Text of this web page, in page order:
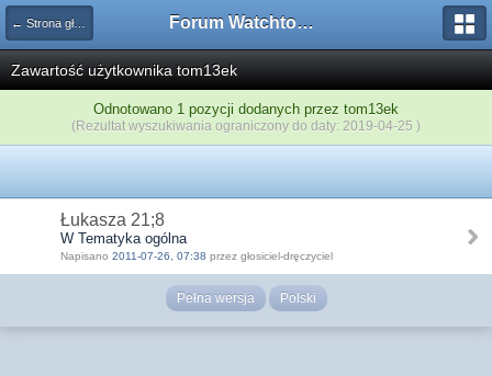
← Strona główna Forum Watchtower
Zawartość użytkownika tom13ek
Odnotowano 1 pozycji dodanych przez tom13ek
(Rezultat wyszukiwania ograniczony do daty: 2019-04-25 )
Łukasza 21;8
W Tematyka ogólna
Napisano 2011-07-26, 07:38 przez głosiciel-dręczyciel
Pełna wersja Polski